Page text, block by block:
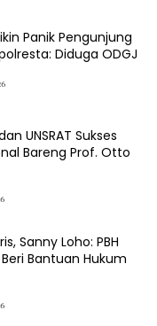
Panik Pengunjung
Diduga ODGJ
UNSRAT Sukses
Bareng Prof. Otto
Sanny Loho: PBH
Bantuan Hukum